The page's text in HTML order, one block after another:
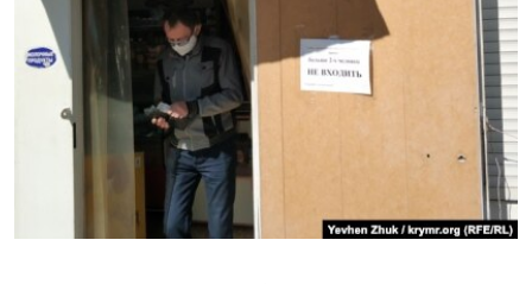
СПЕЦПРОЕКТИ
ДЕПОРТАЦІЯ
ВІДЕОУРОКИ «ELIFBE»
СВІДЧЕННЯ ОКУПАЦІЇ
УКРАЇНСЬКА ПРОБЛЕМА КРИМУ
ЯК ОБІЙТИ БЛОКУВАННЯ
Русский